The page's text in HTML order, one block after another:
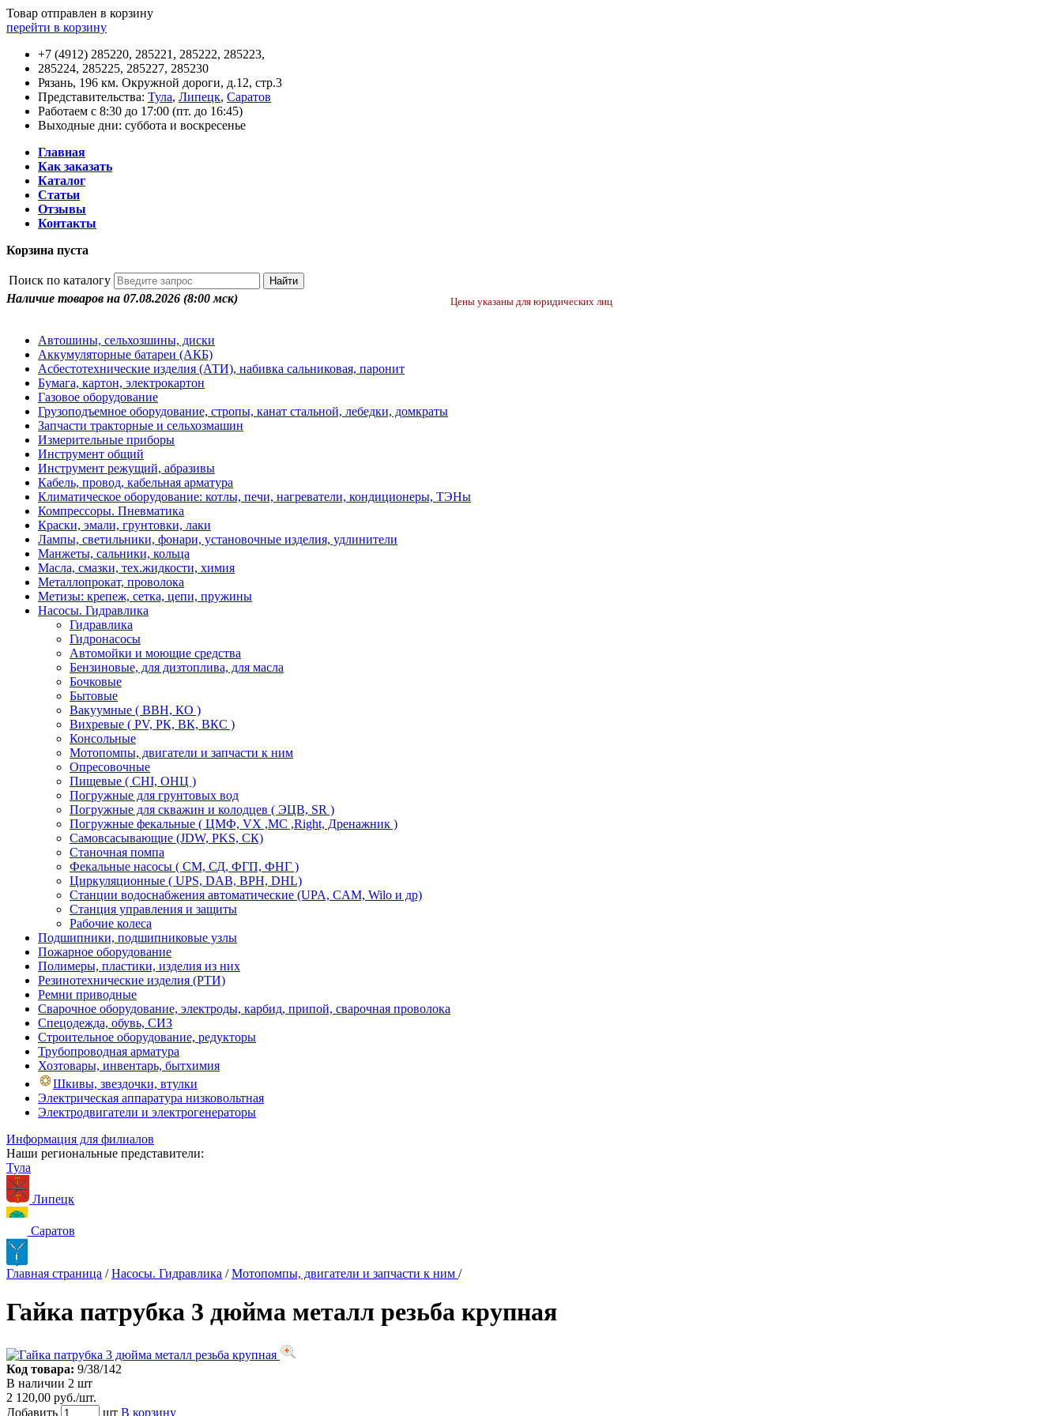
Товар отправлен в корзину
перейти в корзину
+7 (4912) 285220, 285221, 285222, 285223,
285224, 285225, 285227, 285230
Рязань, 196 км. Окружной дороги, д.12, стр.3
Представительства: Тула, Липецк, Саратов
Работаем с 8:30 до 17:00 (пт. до 16:45)
Выходные дни: суббота и воскресенье
Главная
Как заказать
Каталог
Статьи
Отзывы
Контакты
Корзина пуста
Поиск по каталогу
Наличие товаров на 07.08.2026 (8:00 мск) Цены указаны для юридических лиц
Автошины, сельхозшины, диски
Аккумуляторные батареи (АКБ)
Асбестотехнические изделия (АТИ), набивка сальниковая, паронит
Бумага, картон, электрокартон
Газовое оборудование
Грузоподъемное оборудование, стропы, канат стальной, лебедки, домкраты
Запчасти тракторные и сельхозмашин
Измерительные приборы
Инструмент общий
Инструмент режущий, абразивы
Кабель, провод, кабельная арматура
Климатическое оборудование: котлы, печи, нагреватели, кондиционеры, ТЭНы
Компрессоры. Пневматика
Краски, эмали, грунтовки, лаки
Лампы, светильники, фонари, установочные изделия, удлинители
Манжеты, сальники, кольца
Масла, смазки, тех.жидкости, химия
Металлопрокат, проволока
Метизы: крепеж, сетка, цепи, пружины
Насосы. Гидравлика
Гидравлика
Гидронасосы
Автомойки и моющие средства
Бензиновые, для дизтоплива, для масла
Бочковые
Бытовые
Вакуумные ( ВВН, КО )
Вихревые ( PV, РК, ВК, ВКС )
Консольные
Мотопомпы, двигатели и запчасти к ним
Опресовочные
Пищевые ( CHI, ОНЦ )
Погружные для грунтовых вод
Погружные для скважин и колодцев ( ЭЦВ, SR )
Погружные фекальные ( ЦМФ, VX ,MC ,Right, Дренажник )
Самовсасывающие (JDW, PKS, СК)
Станочная помпа
Фекальные насосы ( СМ, СД, ФГП, ФНГ )
Циркуляционные ( UPS, DAB, ВРН, DHL)
Станции водоснабжения автоматические (UPA, CАМ, Wilo и др)
Станция управления и защиты
Рабочие колеса
Подшипники, подшипниковые узлы
Пожарное оборудование
Полимеры, пластики, изделия из них
Резинотехнические изделия (РТИ)
Ремни приводные
Сварочное оборудование, электроды, карбид, припой, сварочная проволока
Спецодежда, обувь, СИЗ
Строительное оборудование, редукторы
Трубопроводная арматура
Хозтовары, инвентарь, бытхимия
Шкивы, звездочки, втулки
Электрическая аппаратура низковольтная
Электродвигатели и электрогенераторы
Информация для филиалов
Наши региональные представители:
Тула
Липецк
Саратов
Главная страница / Насосы. Гидравлика / Мотопомпы, двигатели и запчасти к ним /
Гайка патрубка 3 дюйма металл резьба крупная
Код товара: 9/38/142
В наличии 2 шт
2 120,00 руб./шт.
Добавить
шт В корзину